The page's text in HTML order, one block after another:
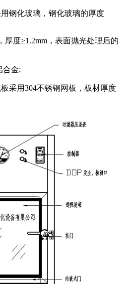
钢化玻璃，钢化玻璃的厚度
厚度≥1.2mm，表面抛光处理后的
合金;
采用304不锈钢网板，板材厚度